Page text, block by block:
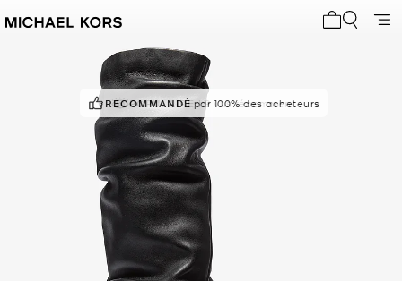
RECOMMANDÉpar 100% des acheteurs
POPULAIRE !9 vus récemment